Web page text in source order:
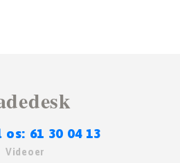
61 30 04 13
Videoer